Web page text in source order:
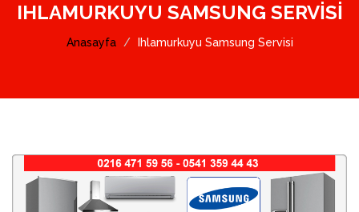
IHLAMURKUYU SAMSUNG SERVISI
Anasayfa Ihlamurkuyu Samsung Servisi